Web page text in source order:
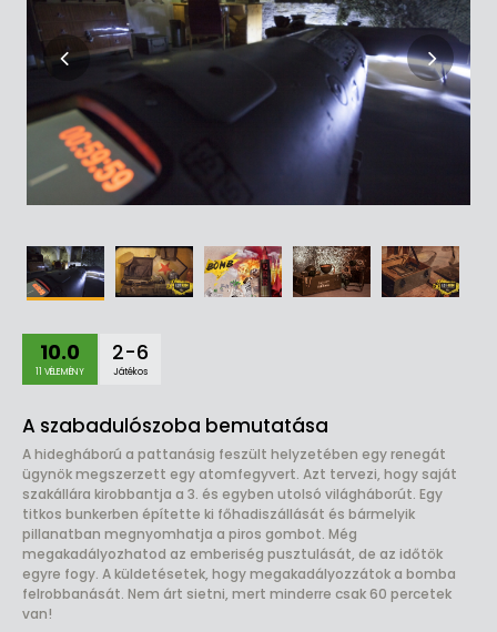
10.0
11 VÉLEMÉNY
2-6
Játékos
A szabadulószoba bemutatása
A hidegháború a pattanásig feszült helyzetében egy renegát
ügynök megszerzett egy atomfegyvert. Azt tervezi, hogy saját
szakállára kirobbantja a 3. és egyben utolsó világháborút. Egy
titkos bunkerben építette ki főhadiszállását és bármelyik
pillanatban megnyomhatja a piros gombot. Még
megakadályozhatod az emberiség pusztulását, de az időtök
egyre fogy. A küldetésetek, hogy megakadályozzátok a bomba
felrobbanását. Nem árt sietni, mert minderre csak 60 percetek
van!